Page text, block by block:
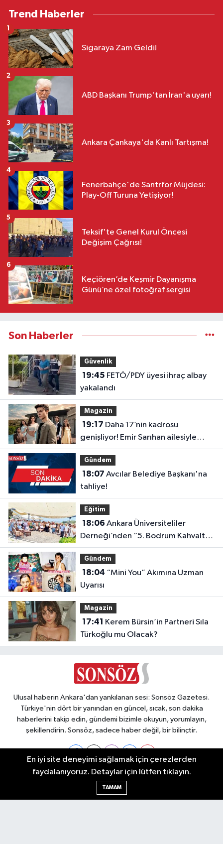
Trend Haberler
Sigaraya Zam Geldi!
1
ABD Başkanı Trump'tan İran'a uyarı!
2
Ankara Çankaya'da Kanlı Tartışma!
3
Fenerbahçe'de Santrfor Müjdesi:
Play-Off Turuna Yetişiyor!
4
Teksif'te Genel Kurul Öncesi
Değişim Çağrısı!
5
Keçiören’de Keşmir Dayanışma
Günü’ne özel fotoğraf sergisi
6
Son Haberler
Güvenlik
19:45
yakalandı
Magazin
19:17
genişliyor! Emir Sarıhan ailesiyle
geliyor
Gündem
18:07
tahliye!
Eğitim
18:06
Derneği’nden “5. Bodrum Kahvaltılı
Buluşması”
Gündem
18:04
Uyarısı
Magazin
17:41
Türkoğlu mu Olacak?
Ulusal haberin Ankara'dan yankılanan sesi: Sonsöz Gazetesi.
Türkiye'nin dört bir yanından en güncel, sıcak, son dakika
haberlerini takip edin, gündemi bizimle okuyun, yorumlayın,
şekillendirin. Sonsöz, sadece haber değil, bir bilinçtir.
Ankara Nöbetçi Eczaneler
En iyi site deneyimi sağlamak için çerezlerden
faydalanıyoruz. Detaylar için lütfen tıklayın.
TAMAM